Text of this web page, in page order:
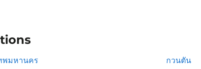
พมหานคร
กวนตัน